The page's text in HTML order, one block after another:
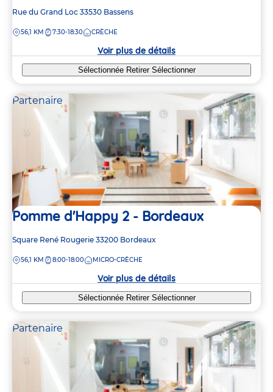
Adresse
la
Rue du Grand Loc 33530 Bassens
DISTANCE
56,1 KM 7:30-18:30 CRÈCHE
Voir plus de détails
Sélectionnée Retirer Sélectionner
Partenaire
Pomme d'Happy 2 - Bordeaux
Adresse
la
Square René Rougerie 33200 Bordeaux
DISTANCE
56,1 KM 8:00-18:00 MICRO-CRÈCHE
Voir plus de détails
Sélectionnée Retirer Sélectionner
Partenaire